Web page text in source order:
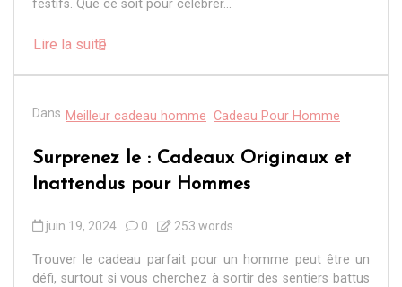
festifs. Que ce soit pour célébrer...
Lire la suite
Dans Meilleur cadeau homme Cadeau Pour Homme
Surprenez le : Cadeaux Originaux et
Inattendus pour Hommes
juin 19, 2024 0 253 words
Trouver le cadeau parfait pour un homme peut être un
défi, surtout si vous cherchez à sortir des sentiers battus